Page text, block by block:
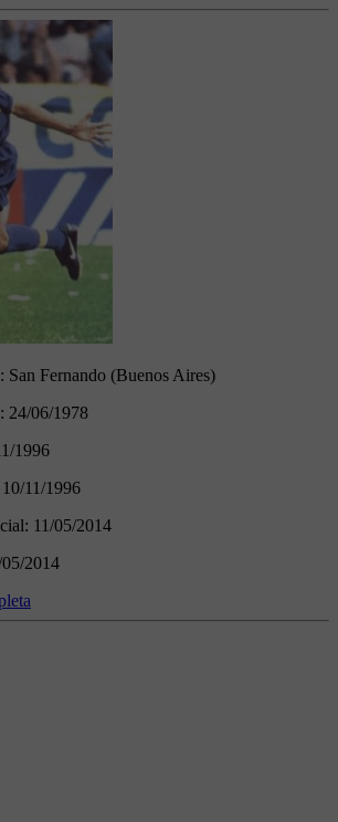
San Fernando (Buenos Aires)
24/06/1978
1996
10/11/1996
11/05/2014
05/2014